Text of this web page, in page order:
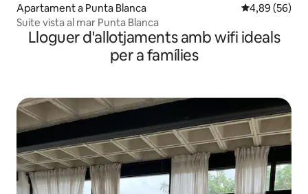
Apartament a Punta Blanca 4,89 de
4,89 (56)
Suite vista al mar Punta Blanca
Lloguer d'allotjaments amb wifi ideals
per a famílies